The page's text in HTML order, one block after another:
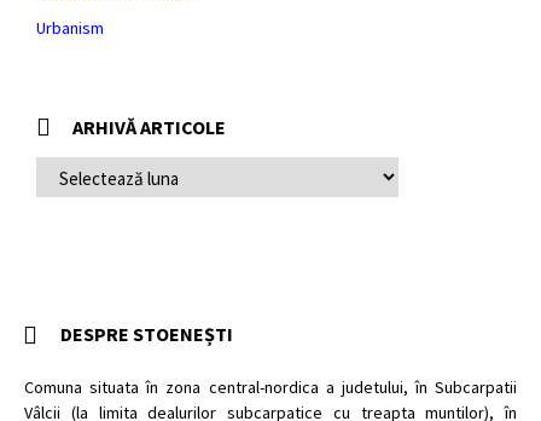
Urbanism
ARHIVĂ ARTICOLE
ARTICOLE
DESPRE STOENEȘTI
Comuna situata în zona central-nordica a judetului, în Subcarpatii
Vâlcii (la limita dealurilor subcarpatice cu treapta muntilor), în